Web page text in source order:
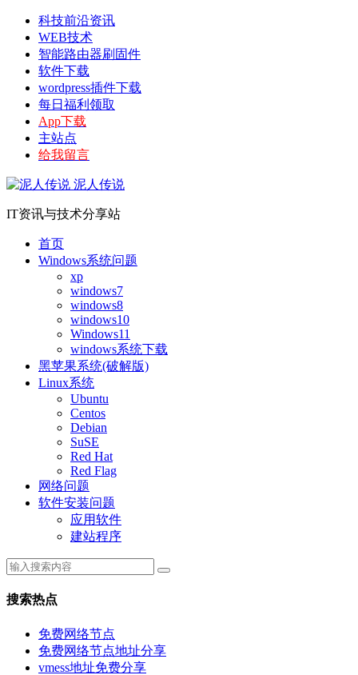
科技前沿资讯
WEB技术
智能路由器刷固件
软件下载
wordpress插件下载
每日福利领取
App下载
主站点
给我留言
泥人传说
IT资讯与技术分享站
首页
Windows系统问题
xp
windows7
windows8
windows10
Windows11
windows系统下载
黑苹果系统(破解版)
Linux系统
Ubuntu
Centos
Debian
SuSE
Red Hat
Red Flag
网络问题
软件安装问题
应用软件
建站程序
搜索热点
免费网络节点
免费网络节点地址分享
vmess地址免费分享